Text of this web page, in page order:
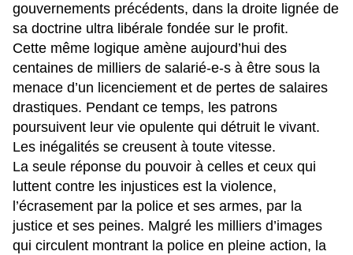
gouvernements précédents, dans la droite lignée de
sa doctrine ultra libérale fondée sur le profit.
Cette même logique amène aujourd’hui des
centaines de milliers de salarié-e-s à être sous la
menace d’un licenciement et de pertes de salaires
drastiques. Pendant ce temps, les patrons
poursuivent leur vie opulente qui détruit le vivant.
Les inégalités se creusent à toute vitesse.
La seule réponse du pouvoir à celles et ceux qui
luttent contre les injustices est la violence,
l’écrasement par la police et ses armes, par la
justice et ses peines. Malgré les milliers d’images
qui circulent montrant la police en pleine action, la